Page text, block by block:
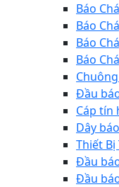
Báo
Báo
Báo
Báo
Đầu
Cáp tín
Dây
Thiết
Đầu
Đầu